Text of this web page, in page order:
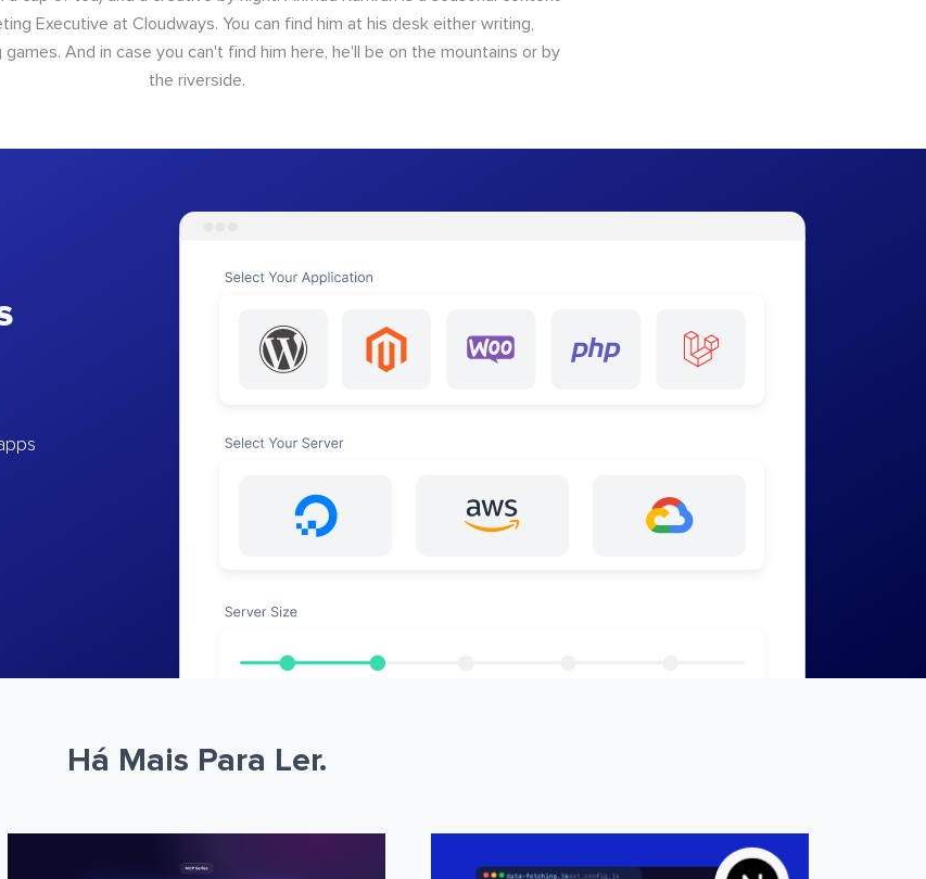
Executive at Cloudways. You can find him at his desk either writing,
And in case you can't find him here, he'll be on the mountains or by
the riverside.
Há Mais Para Ler.